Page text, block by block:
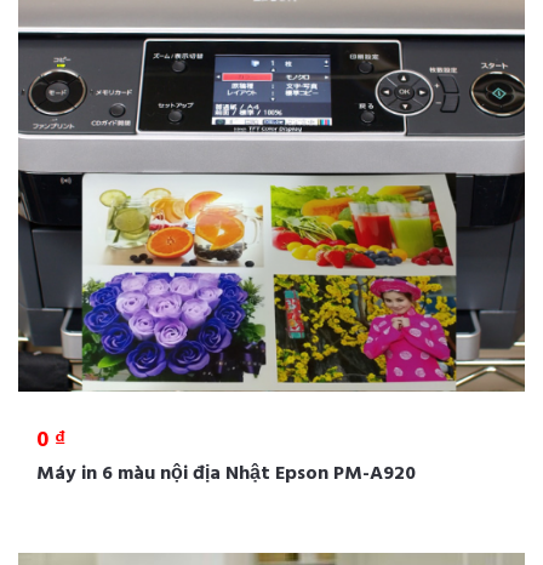
0 ₫
Máy in 6 màu nội địa Nhật Epson PM-A920